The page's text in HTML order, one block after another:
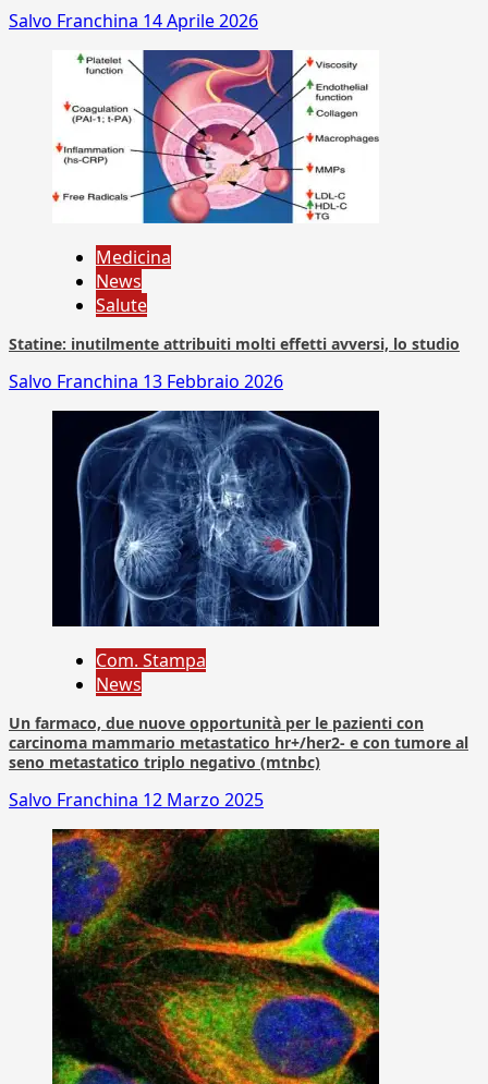
Salvo Franchina 14 Aprile 2026
Medicina
News
Salute
Statine: inutilmente attribuiti molti effetti avversi, lo studio
Salvo Franchina 13 Febbraio 2026
Com. Stampa
News
Un farmaco, due nuove opportunità per le pazienti con
carcinoma mammario metastatico hr+/her2- e con tumore al
seno metastatico triplo negativo (mtnbc)
Salvo Franchina 12 Marzo 2025